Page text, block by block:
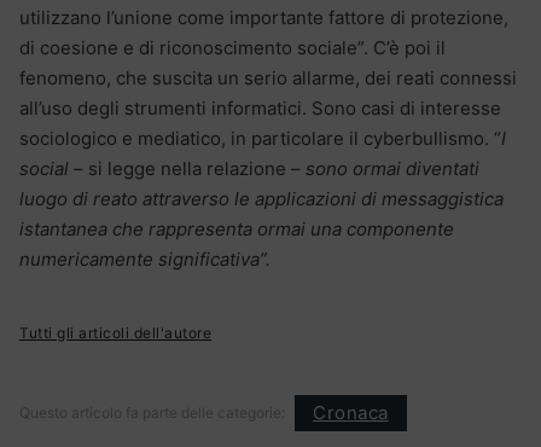
utilizzano l’unione come importante fattore di protezione,
di coesione e di riconoscimento sociale”. C’è poi il
fenomeno, che suscita un serio allarme, dei reati connessi
all’uso degli strumenti informatici. Sono casi di interesse
sociologico e mediatico, in particolare il cyberbullismo. “I
social – si legge nella relazione – sono ormai diventati
luogo di reato attraverso le applicazioni di messaggistica
istantanea che rappresenta ormai una componente
numericamente significativa”.
Tutti gli articoli dell'autore
Questo articolo fa parte delle categorie: Cronaca